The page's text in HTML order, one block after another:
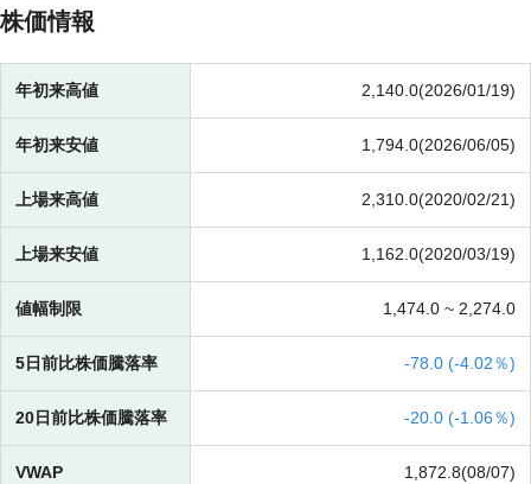
株価情報
年初来高値 2,140.0(2026/01/19)
年初来安値 1,794.0(2026/06/05)
上場来高値 2,310.0(2020/02/21)
上場来安値 1,162.0(2020/03/19)
値幅制限 1,474.0 ~ 2,274.0
5日前比株価騰落率 -78.0 (-4.02％)
20日前比株価騰落率 -20.0 (-1.06％)
VWAP 1,872.8(08/07)